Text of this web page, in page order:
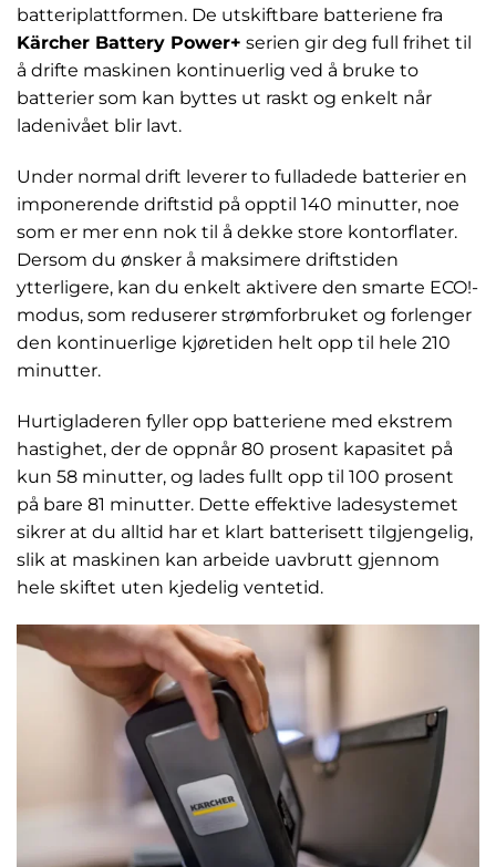
batteriplattformen. De utskiftbare batteriene fra
Kärcher Battery Power+ serien gir deg full frihet til
å drifte maskinen kontinuerlig ved å bruke to
batterier som kan byttes ut raskt og enkelt når
ladenivået blir lavt.
Under normal drift leverer to fulladede batterier en
imponerende driftstid på opptil 140 minutter, noe
som er mer enn nok til å dekke store kontorflater.
Dersom du ønsker å maksimere driftstiden
ytterligere, kan du enkelt aktivere den smarte ECO!-
modus, som reduserer strømforbruket og forlenger
den kontinuerlige kjøretiden helt opp til hele 210
minutter.
Hurtigladeren fyller opp batteriene med ekstrem
hastighet, der de oppnår 80 prosent kapasitet på
kun 58 minutter, og lades fullt opp til 100 prosent
på bare 81 minutter. Dette effektive ladesystemet
sikrer at du alltid har et klart batterisett tilgjengelig,
slik at maskinen kan arbeide uavbrutt gjennom
hele skiftet uten kjedelig ventetid.